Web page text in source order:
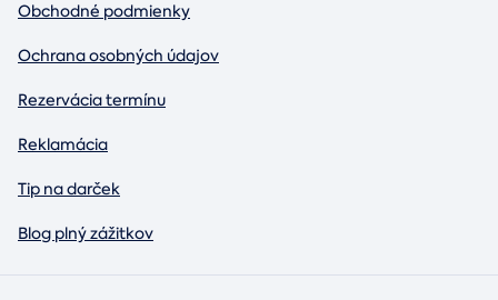
Obchodné podmienky
Ochrana osobných údajov
Rezervácia termínu
Reklamácia
Tip na darček
Blog plný zážitkov